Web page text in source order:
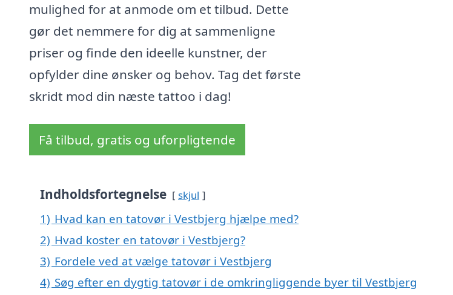
mulighed for at anmode om et tilbud. Dette
gør det nemmere for dig at sammenligne
priser og finde den ideelle kunstner, der
opfylder dine ønsker og behov. Tag det første
skridt mod din næste tattoo i dag!
Få tilbud, gratis og uforpligtende
Indholdsfortegnelse skjul
1) Hvad kan en tatovør i Vestbjerg hjælpe med?
2) Hvad koster en tatovør i Vestbjerg?
3) Fordele ved at vælge tatovør i Vestbjerg
4) Søg efter en dygtig tatovør i de omkringliggende byer til Vestbjerg